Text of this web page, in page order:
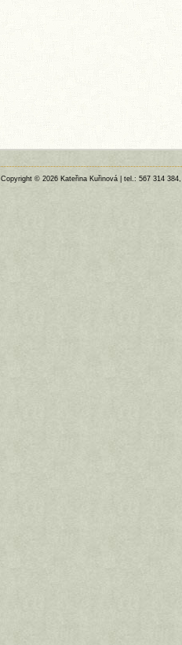
Copyright © 2026 Kateřina Kuřinová | tel.: 567 314